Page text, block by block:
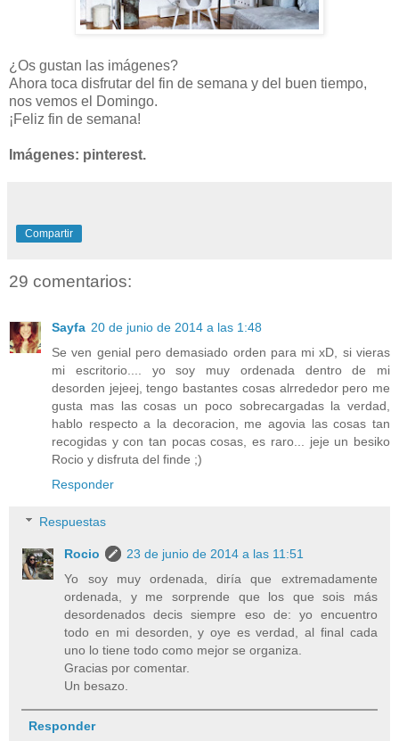
¿Os gustan las imágenes?
Ahora toca disfrutar del fin de semana y del buen tiempo,
nos vemos el Domingo.
¡Feliz fin de semana!
Imágenes: pinterest.
Compartir
29 comentarios:
Sayfa 20 de junio de 2014 a las 1:48
Se ven genial pero demasiado orden para mi xD, si vieras
mi escritorio.... yo soy muy ordenada dentro de mi
desorden jejeej, tengo bastantes cosas alrrededor pero me
gusta mas las cosas un poco sobrecargadas la verdad,
hablo respecto a la decoracion, me agovia las cosas tan
recogidas y con tan pocas cosas, es raro... jeje un besiko
Rocio y disfruta del finde ;)
Responder
Respuestas
Rocio
23 de junio de 2014 a las 11:51
Yo soy muy ordenada, diría que extremadamente
ordenada, y me sorprende que los que sois más
desordenados decis siempre eso de: yo encuentro
todo en mi desorden, y oye es verdad, al final cada
uno lo tiene todo como mejor se organiza.
Gracias por comentar.
Un besazo.
Responder